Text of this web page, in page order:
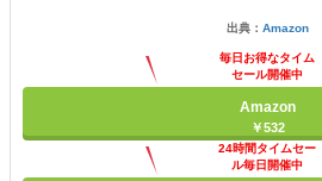
出典： Amazon
毎日お得なタイム
セール開催中
Amazon
￥532
24時間タイムセー
ル毎日開催中